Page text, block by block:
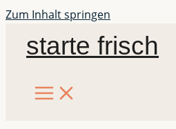
Zum Inhalt springen
starte frisch